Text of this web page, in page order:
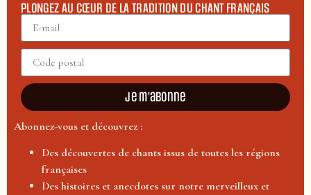
PLONGEZ AU CŒUR DE LA TRADITION DU CHANT FRANÇAIS
Je m'abonne
Abonnez-vous et découvrez :
Des découvertes de chants issus de toutes les régions
françaises
Des histoires et anecdotes sur notre merveilleux et